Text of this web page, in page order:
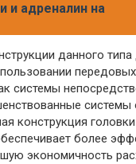
и адреналин на
данного типа
системы
системы
конструкция
более
экономичность